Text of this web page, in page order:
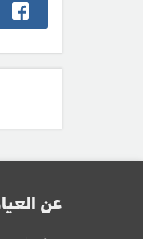
عن